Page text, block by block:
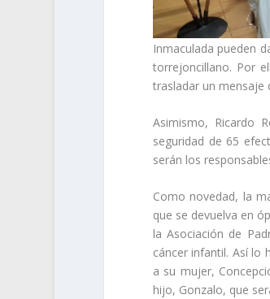
Inmaculada pueden
torrejoncillano. Por
trasladar un mensaje
Asimismo, Ricardo
seguridad de 65
serán los
Como novedad, la
que se devuelva en
la Asociación de
cáncer infantil. Así lo
a su mujer,
hijo, Gonzalo, que